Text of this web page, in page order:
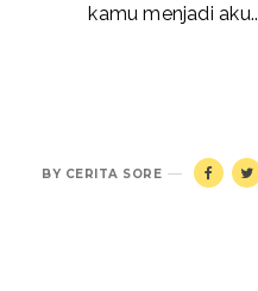
kamu menjadi aku..
BY CERITA SORE